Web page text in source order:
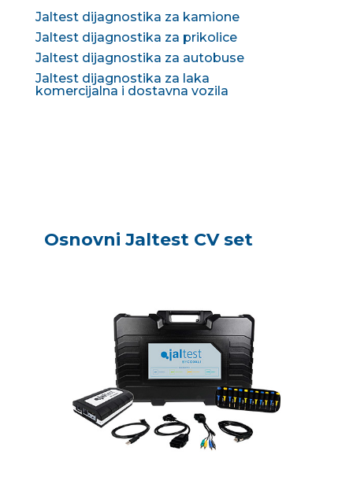
Jaltest dijagnostika za kamione
Jaltest dijagnostika za prikolice
Jaltest dijagnostika za autobuse
Jaltest dijagnostika za laka
komercijalna i dostavna vozila
Osnovni Jaltest CV set